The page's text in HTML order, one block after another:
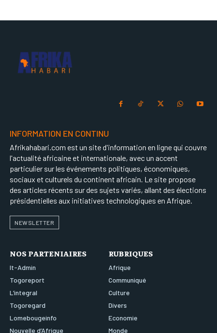
INFORMATION EN CONTINU
Afrikahabari.com est un site d'information en ligne qui couvre
l'actualité africaine et internationale, avec un accent
particulier sur les événements politiques, économiques,
sociaux et culturels du continent africain. Le site propose
des articles récents sur des sujets variés, allant des élections
présidentielles aux initiatives technologiques en Afrique.
NEWSLETTER
NOS PARTENIAIRES
It-Admin
Togoreport
L’integral
Togoregard
Lomebougeinfo
Nouvelle d’Afrique
RUBRIQUES
Afrique
Communiqué
Culture
Divers
Economie
Monde